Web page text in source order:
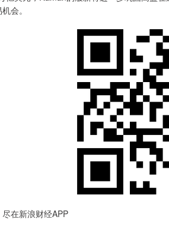
会。
在新浪财经APP